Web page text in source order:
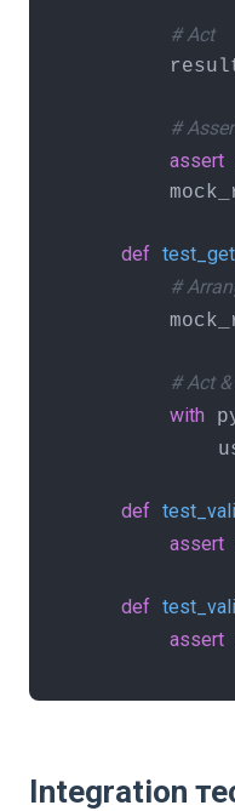
# Act
#
assert
def
#
# Act
with
def
assert
def
assert
Integration